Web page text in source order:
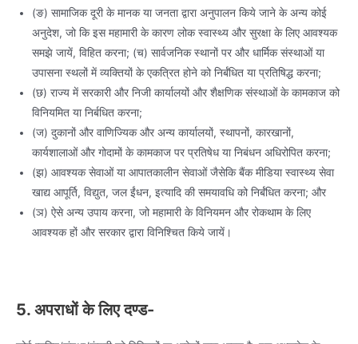
(ङ) सामाजिक दूरी के मानक या जनता द्वारा अनुपालन किये जाने के अन्य कोई
अनुदेश, जो कि इस महामारी के कारण लोक स्वास्थ्य और सुरक्षा के लिए आवश्यक
समझे जायें, विहित करना; (च) सार्वजनिक स्थानों पर और धार्मिक संस्थाओं या
उपासना स्थलों में व्यक्तियों के एकत्रित होने को निर्बंधित या प्रतिषिद्ध करना;
(छ) राज्य में सरकारी और निजी कार्यालयों और शैक्षणिक संस्थाओं के कामकाज को
विनियमित या निर्बधित करना;
(ज) दुकानों और वाणिज्यिक और अन्य कार्यालयों, स्थापनों, कारखानों,
कार्यशालाओं और गोदामों के कामकाज पर प्रतिषेध या निबंधन अधिरोपित करना;
(झ) आवश्यक सेवाओं या आपातकालीन सेवाओं जैसेकि बैंक मीडिया स्वास्थ्य सेवा
खाद्य आपूर्ति, विद्युत, जल ईंधन, इत्यादि की समयावधि को निर्बंधित करना; और
(ञ) ऐसे अन्य उपाय करना, जो महामारी के विनियमन और रोकथाम के लिए
आवश्यक हों और सरकार द्वारा विनिश्चित किये जायें।
5. अपराधों के लिए दण्ड-